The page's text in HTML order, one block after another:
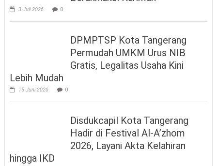
3 Juli 2026 0
DPMPTSP Kota Tangerang
Permudah UMKM Urus NIB
Gratis, Legalitas Usaha Kini
Lebih Mudah
15 Juni 2026 0
Disdukcapil Kota Tangerang
Hadir di Festival Al-A’zhom
2026, Layani Akta Kelahiran
hingga IKD